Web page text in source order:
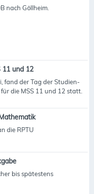
nach Göllheim.
11 und 12
fand der Tag der Studien-
die MSS 11 und 12 statt.
die RPTU
bis spätestens